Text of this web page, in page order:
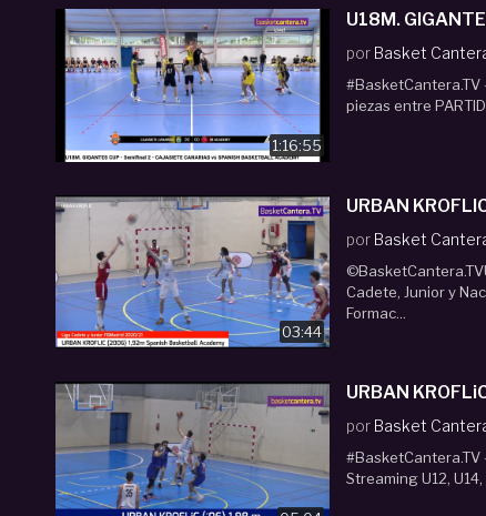
1:16:55
U18M.
por Basket
piezas entre
03:44
URBAN
por Basket
Cadete, Junior y
Formac...
URBAN
por Basket
#BasketCantera.TV
Streaming U12,